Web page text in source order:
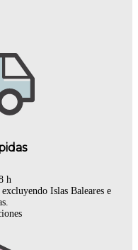
h
Islas Baleares e